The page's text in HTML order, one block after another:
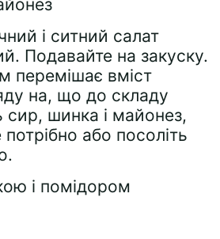
і ситний салат
Подавайте на закуску.
перемішає вміст
на, що до складу
сир, шинка і майонез,
або посоліть